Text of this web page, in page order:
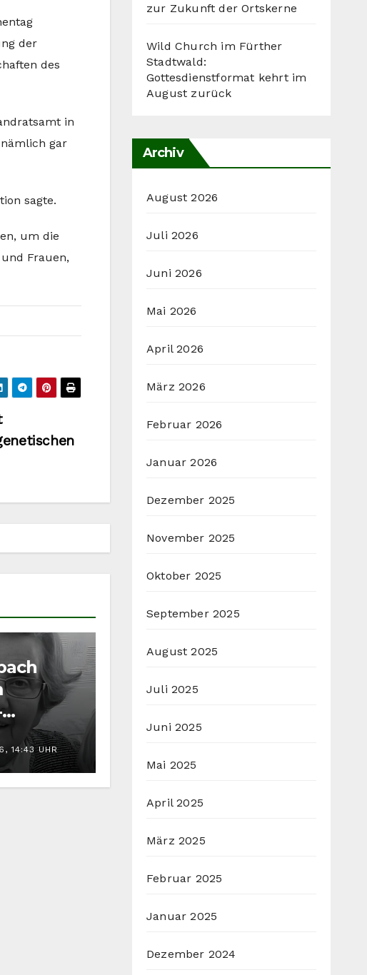
der
des
in
gar
sagte.
um die
Frauen,
Thea
14:43 UHR
zur Zukunft der Ortskerne
Wild Church im Fürther
Stadtwald:
Gottesdienstformat kehrt im
August zurück
Archiv
August 2026
Juli 2026
Juni 2026
Mai 2026
April 2026
März 2026
Februar 2026
Januar 2026
Dezember 2025
November 2025
Oktober 2025
September 2025
August 2025
Juli 2025
Juni 2025
Mai 2025
April 2025
März 2025
Februar 2025
Januar 2025
Dezember 2024